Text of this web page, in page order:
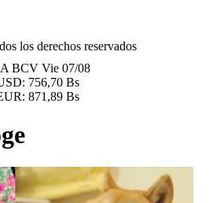
los derechos reservados
BCV Vie 07/08
756,70 Bs
871,89 Bs